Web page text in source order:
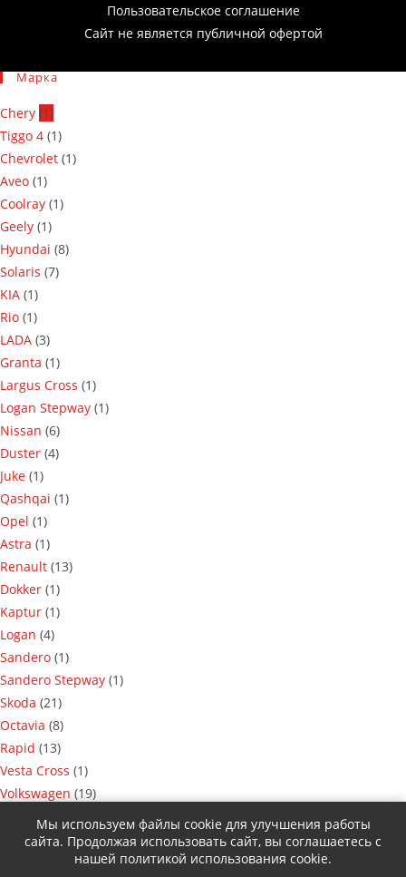
Пользовательское соглашение
Сайт не является публичной офертой
Марка
Chery (1)
Tiggo 4 (1)
Chevrolet (1)
Aveo (1)
Coolray (1)
Geely (1)
Hyundai (8)
Solaris (7)
KIA (1)
Rio (1)
LADA (3)
Granta (1)
Largus Cross (1)
Logan Stepway (1)
Nissan (6)
Duster (4)
Juke (1)
Qashqai (1)
Opel (1)
Astra (1)
Renault (13)
Dokker (1)
Kaptur (1)
Logan (4)
Sandero (1)
Sandero Stepway (1)
Skoda (21)
Octavia (8)
Rapid (13)
Vesta Cross (1)
Volkswagen (19)
Polo (12)
Мы используем файлы cookie для улучшения работы
сайта. Продолжая использовать сайт, вы соглашаетесь с
нашей политикой использования cookie.